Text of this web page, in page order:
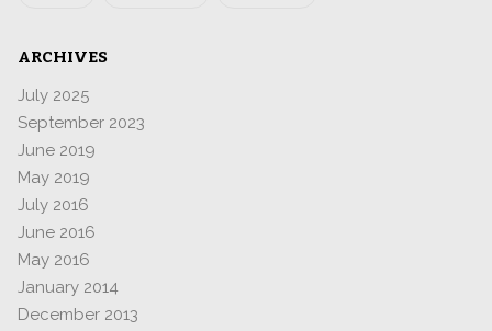
ARCHIVES
July 2025
September 2023
June 2019
May 2019
July 2016
June 2016
May 2016
January 2014
December 2013